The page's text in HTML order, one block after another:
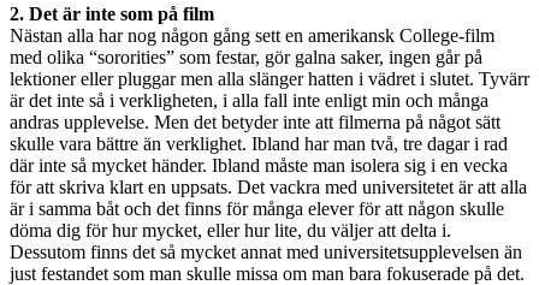
2. Det är inte som på film
Nästan alla har nog någon gång sett en amerikansk College-film
med olika “sororities” som festar, gör galna saker, ingen går på
lektioner eller pluggar men alla slänger hatten i vädret i slutet. Tyvärr
är det inte så i verkligheten, i alla fall inte enligt min och många
andras upplevelse. Men det betyder inte att filmerna på något sätt
skulle vara bättre än verklighet. Ibland har man två, tre dagar i rad
där inte så mycket händer. Ibland måste man isolera sig i en vecka
för att skriva klart en uppsats. Det vackra med universitetet är att alla
är i samma båt och det finns för många elever för att någon skulle
döma dig för hur mycket, eller hur lite, du väljer att delta i.
Dessutom finns det så mycket annat med universitetsupplevelsen än
just festandet som man skulle missa om man bara fokuserade på det.